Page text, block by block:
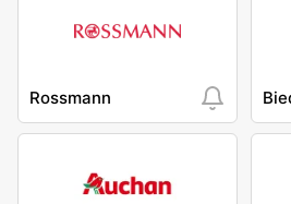
Rossmann